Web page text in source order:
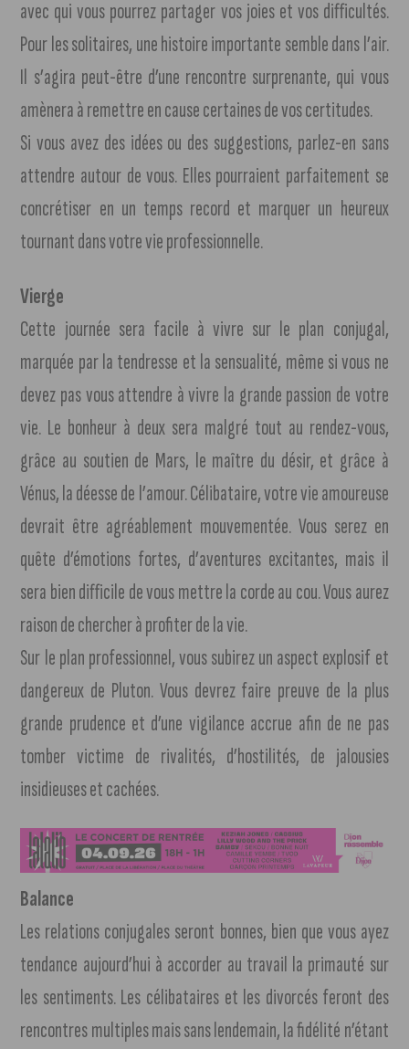
avec qui vous pourrez partager vos joies et vos difficultés.
Pour les solitaires, une histoire importante semble dans l’air.
Il s’agira peut-être d’une rencontre surprenante, qui vous
amènera à remettre en cause certaines de vos certitudes.
Si vous avez des idées ou des suggestions, parlez-en sans
attendre autour de vous. Elles pourraient parfaitement se
concrétiser en un temps record et marquer un heureux
tournant dans votre vie professionnelle.
Vierge
Cette journée sera facile à vivre sur le plan conjugal,
marquée par la tendresse et la sensualité, même si vous ne
devez pas vous attendre à vivre la grande passion de votre
vie. Le bonheur à deux sera malgré tout au rendez-vous,
grâce au soutien de Mars, le maître du désir, et grâce à
Vénus, la déesse de l’amour. Célibataire, votre vie amoureuse
devrait être agréablement mouvementée. Vous serez en
quête d’émotions fortes, d’aventures excitantes, mais il
sera bien difficile de vous mettre la corde au cou. Vous aurez
raison de chercher à profiter de la vie.
Sur le plan professionnel, vous subirez un aspect explosif et
dangereux de Pluton. Vous devrez faire preuve de la plus
grande prudence et d’une vigilance accrue afin de ne pas
tomber victime de rivalités, d’hostilités, de jalousies
insidieuses et cachées.
Balance
Les relations conjugales seront bonnes, bien que vous ayez
tendance aujourd’hui à accorder au travail la primauté sur
les sentiments. Les célibataires et les divorcés feront des
rencontres multiples mais sans lendemain, la fidélité n’étant